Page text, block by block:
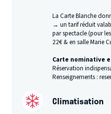
La Carte Blanche
→ un tarif réduit
par spectacle (pour
22€ & en salle Marie
Carte nominative
​Réservation
Renseignements :
Climatisation